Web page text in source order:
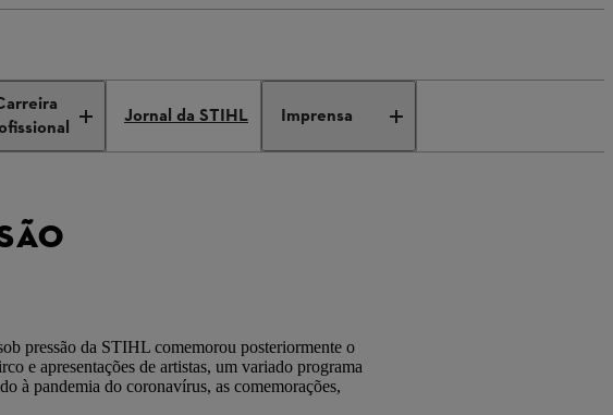
Jornal da STIHL Imprensa
aniversário
pressão da STIHL comemorou posteriormente o
e apresentações de artistas, um variado programa
à pandemia do coronavírus, as comemorações,